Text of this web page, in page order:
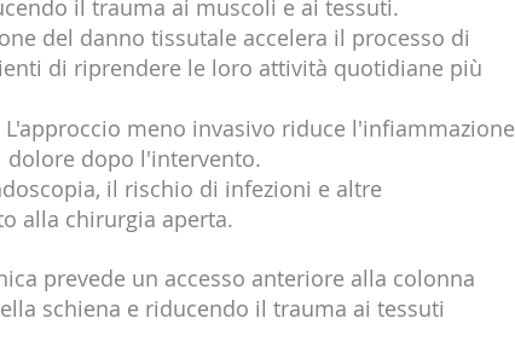
il trauma ai muscoli e ai tessuti.
del danno tissutale accelera il processo di
di riprendere le loro attività quotidiane più
L'approccio meno invasivo riduce l'infiammazione
dopo l'intervento.
il rischio di infezioni e altre
alla chirurgia aperta.
prevede un accesso anteriore alla colonna
schiena e riducendo il trauma ai tessuti